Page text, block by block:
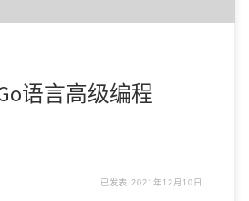
语言高级编程
已发表 2021年12月10日